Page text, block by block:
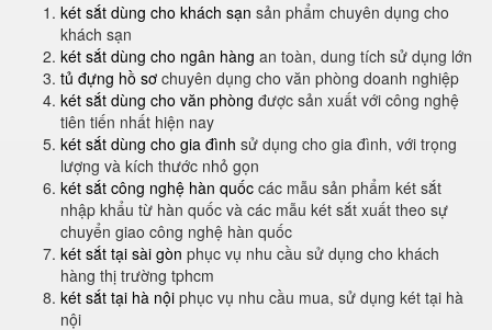
két sắt dùng cho khách sạn sản phẩm chuyên dụng cho
khách sạn
két sắt dùng cho ngân hàng an toàn, dung tích sử dụng lớn
tủ đựng hồ sơ chuyên dụng cho văn phòng doanh nghiệp
két sắt dùng cho văn phòng được sản xuất với công nghệ
tiên tiến nhất hiện nay
két sắt dùng cho gia đình sử dụng cho gia đình, với trọng
lượng và kích thước nhỏ gọn
két sắt công nghệ hàn quốc các mẫu sản phẩm két sắt
nhập khẩu từ hàn quốc và các mẫu két sắt xuất theo sự
chuyển giao công nghệ hàn quốc
két sắt tại sài gòn phục vụ nhu cầu sử dụng cho khách
hàng thị trường tphcm
két sắt tại hà nội phục vụ nhu cầu mua, sử dụng két tại hà
nội